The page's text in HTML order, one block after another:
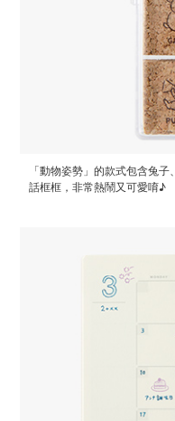
「動物姿勢」的款式包含兔
話框框，非常熱鬧又可愛唷♪